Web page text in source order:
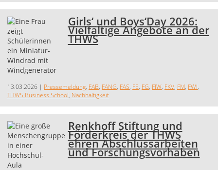
Girls‘ und Boys‘Day 2026:
Vielfältige Angebote an der
THWS
13.03.2026 | Pressemeldung, FAB, FANG, FAS, FE, FG, FIW, FKV, FM, FWI,
THWS Business School, Nachhaltigkeit
Renkhoff Stiftung und
Förderkreis der THWS
ehren Abschlussarbeiten
und Forschungsvorhaben